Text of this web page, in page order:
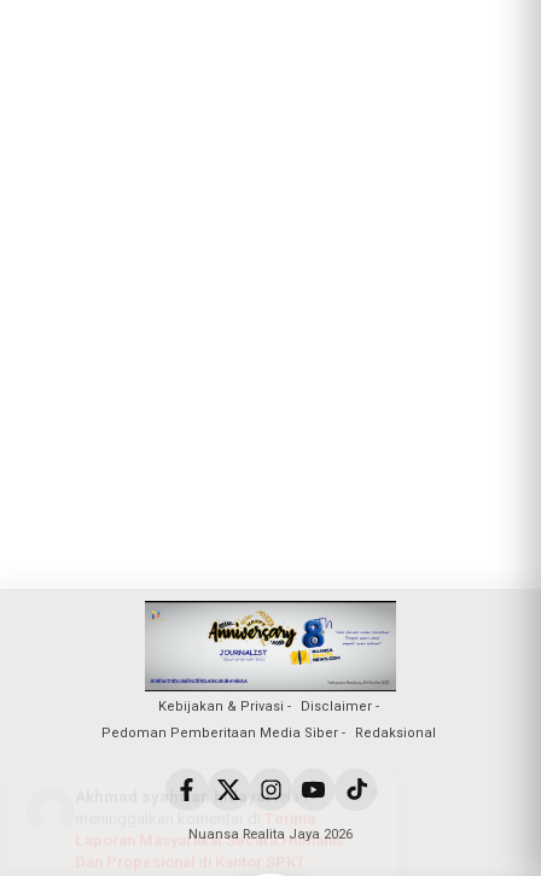
Kebijakan & Privasi
Disclaimer
Pedoman Pemberitaan Media Siber
Redaksional
Nuansa Realita Jaya 2026